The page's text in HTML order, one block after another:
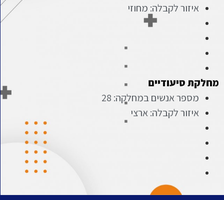
איזור לקבלה: מחוזי
מחלקת סיעודיים
מספר אנשים במחלקה: 28
איזור לקבלה: ארצי